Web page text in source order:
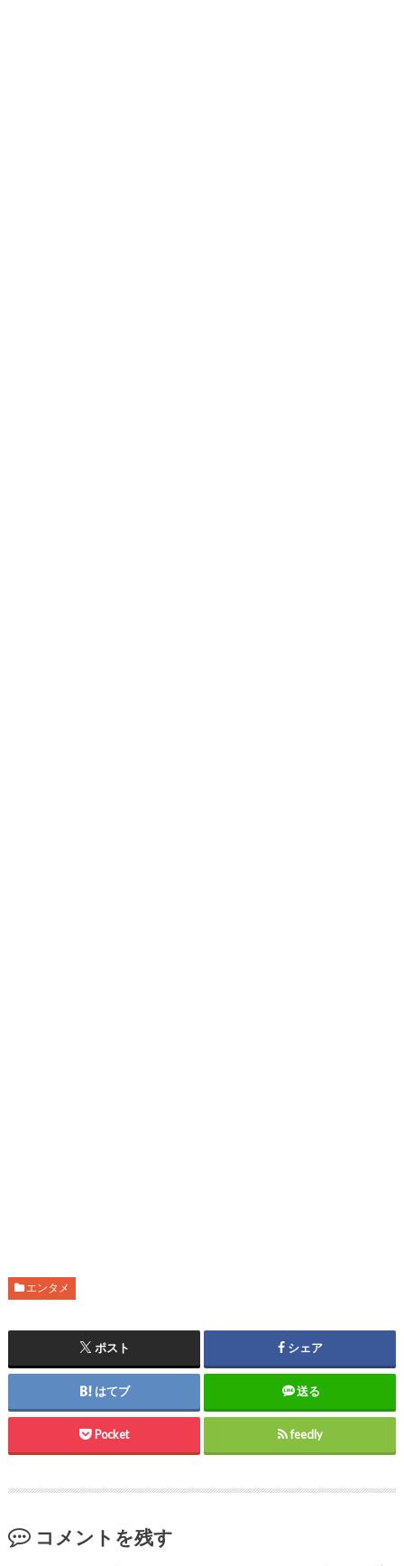
エンタメ
ポスト シェア
はてブ 送る
Pocket feedly
コメントを残す